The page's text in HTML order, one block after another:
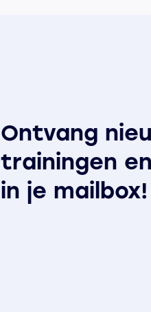
Ontvang
trainingen
in je mailbox!